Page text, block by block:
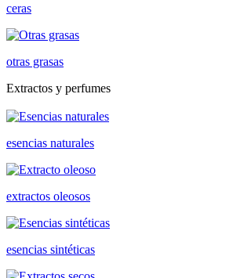
ceras
otras grasas
Extractos y perfumes
esencias naturales
extractos oleosos
esencias sintéticas